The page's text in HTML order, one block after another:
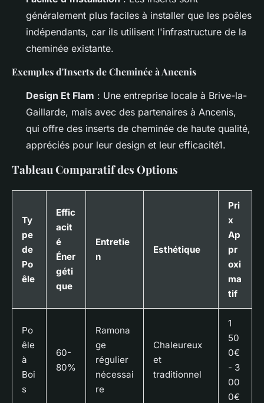
généralement plus faciles à installer que les poêles
indépendants, car ils utilisent l'infrastructure de la
cheminée existante.
Exemples d'Inserts de Cheminée à Ancenis
Design Et Flam : Une entreprise locale à Brive-la-
Gaillarde, mais avec des partenaires à Ancenis,
qui offre des inserts de cheminée de haute qualité,
appréciés pour leur design et leur efficacité1.
Tableau Comparatif des Options
Ty
pe
de
Po
êle
Effic
acit
é
Éner
géti
que
Entretie
n
Esthétique
Pri
x
Ap
pr
oxi
ma
tif
Po
êle
à
Boi
s
60-
80%
Ramona
ge
régulier
nécessai
re
Chaleureux
et
traditionnel
1
50
0€
- 3
00
0€